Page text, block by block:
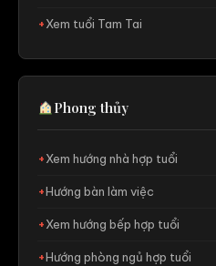
Xem tuổi Tam Tai
Phong thủy
Xem hướng nhà hợp tuổi
Hướng bàn làm việc
Xem hướng bếp hợp tuổi
Hướng phòng ngủ hợp tuổi